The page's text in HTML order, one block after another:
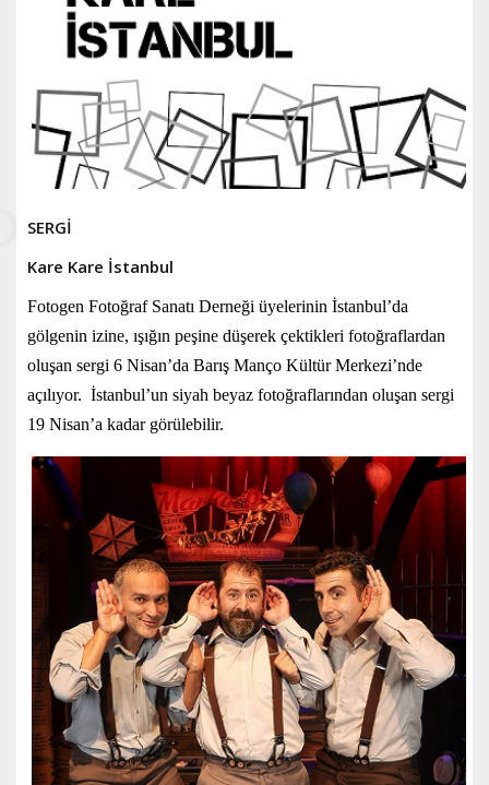
SERGİ
Kare Kare İstanbul
Fotogen Fotoğraf Sanatı Derneği üyelerinin İstanbul’da
gölgenin izine, ışığın peşine düşerek çektikleri fotoğraflardan
oluşan sergi 6 Nisan’da Barış Manço Kültür Merkezi’nde
açılıyor. İstanbul’un siyah beyaz fotoğraflarından oluşan sergi
19 Nisan’a kadar görülebilir.